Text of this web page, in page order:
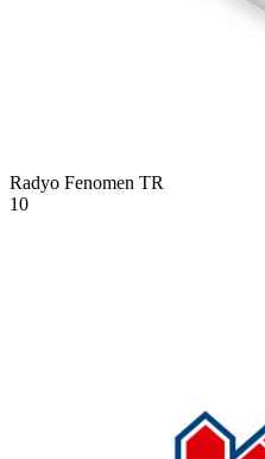
Radyo Fenomen TR
10